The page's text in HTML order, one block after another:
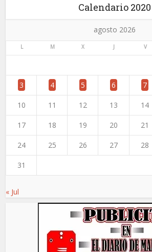
Calendario 2020
agosto 2026
L M X J V
3 4 5 6 7
10 11 12 13 14
17 18 19 20 21
24 25 26 27 28
31
« Jul